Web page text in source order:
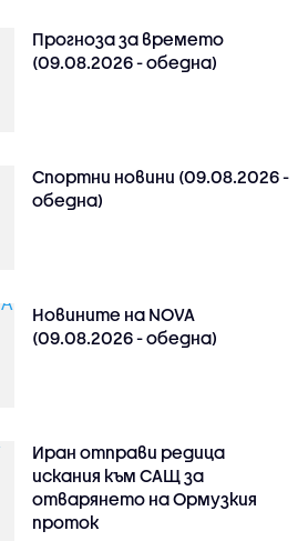
Прогноза за времето
(09.08.2026 - обедна)
Спортни новини (09.08.2026 -
обедна)
Новините на NOVA
(09.08.2026 - обедна)
Иран отправи редица
искания към САЩ за
отварянето на Ормузкия
проток